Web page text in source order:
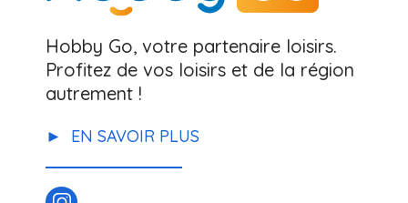
Hobby Go, votre partenaire loisirs.
Profitez de vos loisirs et de la région
autrement !
EN SAVOIR PLUS